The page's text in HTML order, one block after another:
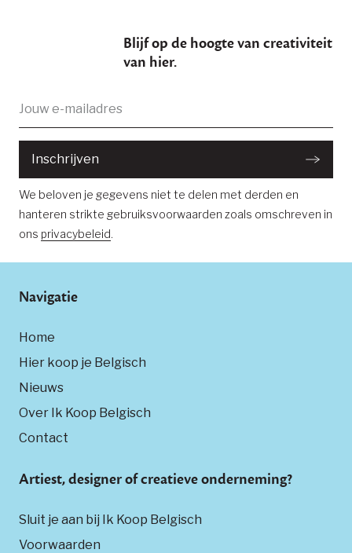
Blijf op de hoogte van creativiteit
van hier.
Je bent succesvol ingeschreven
E-
mailadres:
Inschrijven
We beloven je gegevens niet te delen met derden en
hanteren strikte gebruiksvoorwaarden zoals omschreven in
ons privacybeleid.
Navigatie
Home
Hier koop je Belgisch
Nieuws
Over Ik Koop Belgisch
Contact
Artiest, designer of creatieve onderneming?
Sluit je aan bij Ik Koop Belgisch
Voorwaarden